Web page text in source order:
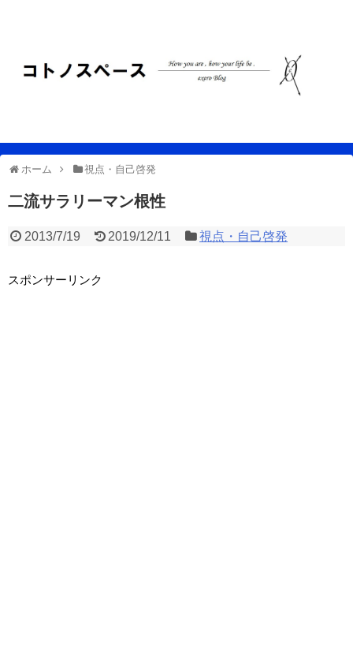
ホーム 視点・自己啓発
二流サラリーマン根性
2013/7/19 2019/12/11 視点・自己啓発
スポンサーリンク